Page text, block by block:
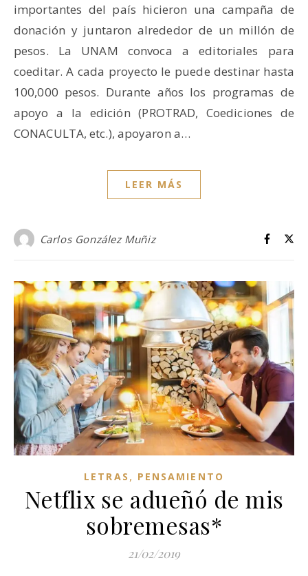
importantes del país hicieron una campaña de
donación y juntaron alrededor de un millón de
pesos. La UNAM convoca a editoriales para
coeditar. A cada proyecto le puede destinar hasta
100,000 pesos. Durante años los programas de
apoyo a la edición (PROTRAD, Coediciones de
CONACULTA, etc.), apoyaron a…
LEER MÁS
Carlos González Muñiz
LETRAS , PENSAMIENTO
Netflix se adueñó de mis
sobremesas*
21/02/2019